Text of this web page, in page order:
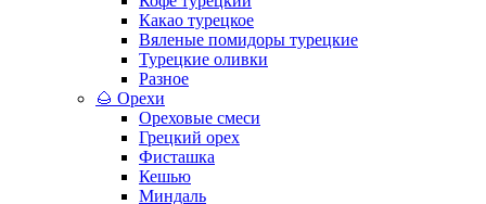
Какао турецкое
Вяленые помидоры турецкие
Турецкие оливки
Разное
🌰 Орехи
Ореховые смеси
Грецкий орех
Фисташка
Кешью
Миндаль